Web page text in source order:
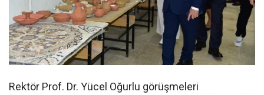
Rektör Prof. Dr. Yücel Oğurlu görüşmeleri